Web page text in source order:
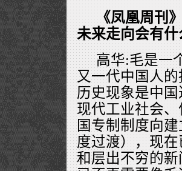
《凤凰周刊
未来走向会有什
高华:毛是一
又一代中国人
历史现象是中
现代工业社会
国专制制度向
度过渡），现
和层出不穷的